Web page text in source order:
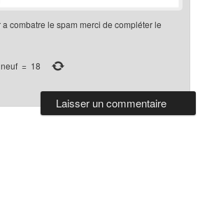
combatre le spam merci de compléter le
neuf = 18